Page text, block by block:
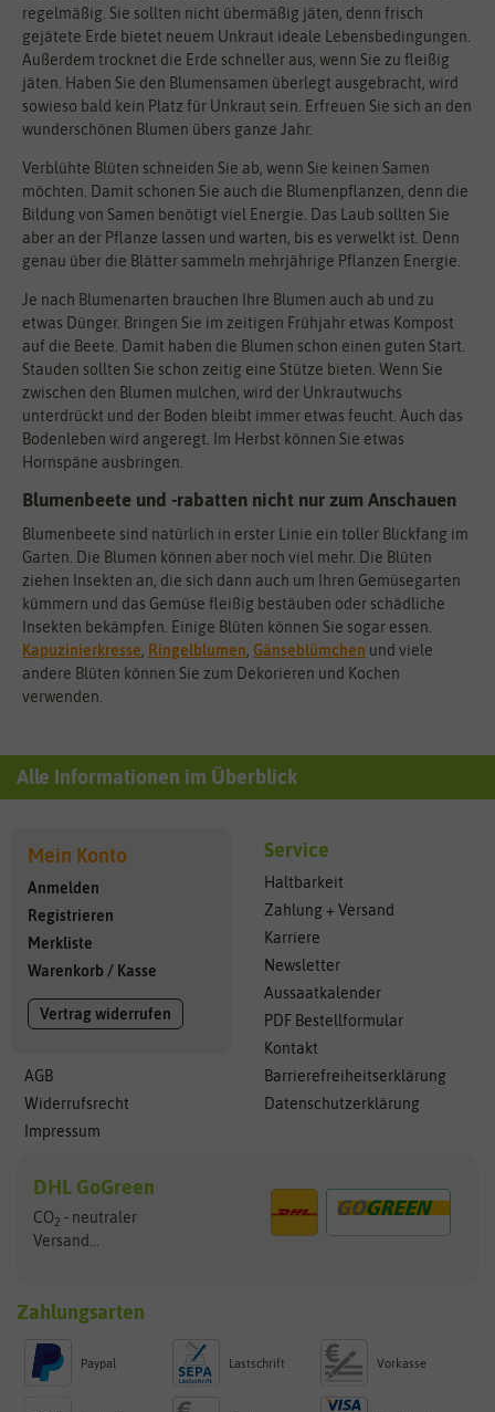
regelmäßig. Sie sollten nicht übermäßig jäten, denn frisch
gejätete Erde bietet neuem Unkraut ideale Lebensbedingungen.
Außerdem trocknet die Erde schneller aus, wenn Sie zu fleißig
jäten. Haben Sie den Blumensamen überlegt ausgebracht, wird
sowieso bald kein Platz für Unkraut sein. Erfreuen Sie sich an den
wunderschönen Blumen übers ganze Jahr.
Verblühte Blüten schneiden Sie ab, wenn Sie keinen Samen
möchten. Damit schonen Sie auch die Blumenpflanzen, denn die
Bildung von Samen benötigt viel Energie. Das Laub sollten Sie
aber an der Pflanze lassen und warten, bis es verwelkt ist. Denn
genau über die Blätter sammeln mehrjährige Pflanzen Energie.
Je nach Blumenarten brauchen Ihre Blumen auch ab und zu
etwas Dünger. Bringen Sie im zeitigen Frühjahr etwas Kompost
auf die Beete. Damit haben die Blumen schon einen guten Start.
Stauden sollten Sie schon zeitig eine Stütze bieten. Wenn Sie
zwischen den Blumen mulchen, wird der Unkrautwuchs
unterdrückt und der Boden bleibt immer etwas feucht. Auch das
Bodenleben wird angeregt. Im Herbst können Sie etwas
Hornspäne ausbringen.
Blumenbeete und -rabatten nicht nur zum Anschauen
Blumenbeete sind natürlich in erster Linie ein toller Blickfang im
Garten. Die Blumen können aber noch viel mehr. Die Blüten
ziehen Insekten an, die sich dann auch um Ihren Gemüsegarten
kümmern und das Gemüse fleißig bestäuben oder schädliche
Insekten bekämpfen. Einige Blüten können Sie sogar essen.
Kapuzinierkresse, Ringelblumen, Gänseblümchen und viele
andere Blüten können Sie zum Dekorieren und Kochen
verwenden.
Alle Informationen im Überblick
Mein Konto
Anmelden
Registrieren
Merkliste
Warenkorb / Kasse
Vertrag widerrufen
AGB
Widerrufsrecht
Impressum
Service
Haltbarkeit
Zahlung + Versand
Karriere
Newsletter
Aussaatkalender
PDF Bestellformular
Kontakt
Barrierefreiheitserklärung
Datenschutzerklärung
DHL GoGreen
CO2 - neutraler
Versand...
Zahlungsarten
Paypal Lastschrift Vorkasse